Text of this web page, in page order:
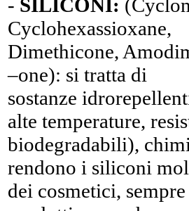
- SILICONI:
Cyclohexassioxane,
Dimethicone,
–one): si tratta di
sostanze
alte temperature,
biodegradabili),
rendono i siliconi
dei cosmetici,